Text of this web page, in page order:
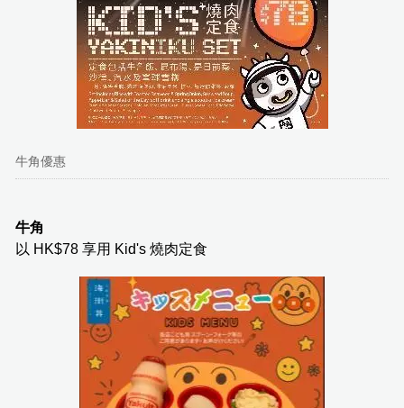
牛角優惠
牛角
以 HK$78 享用 Kid's 燒肉定食